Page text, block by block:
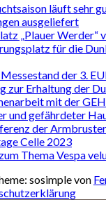
läuft sehr
ausgeliefert
„Plauer Werder“
für die
der 3.
zur Erhaltung der
mit der
und gefährdeter
der
Celle 2023
Thema Vespa
sosimple von